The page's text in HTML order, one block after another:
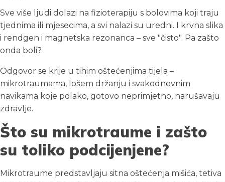
Sve više ljudi dolazi na fizioterapiju s bolovima koji traju
tjednima ili mjesecima, a svi nalazi su uredni. I krvna slika
i rendgen i magnetska rezonanca – sve "čisto". Pa zašto
onda boli?
Odgovor se krije u tihim oštećenjima tijela –
mikrotraumama, lošem držanju i svakodnevnim
navikama koje polako, gotovo neprimjetno, narušavaju
zdravlje.
Što su mikrotraume i zašto
su toliko podcijenjene?
Mikrotraume predstavljaju sitna oštećenja mišića, tetiva